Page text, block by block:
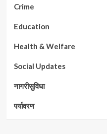
Crime
Education
Health & Welfare
Social Updates
नागरीसुविधा
पर्यावरण